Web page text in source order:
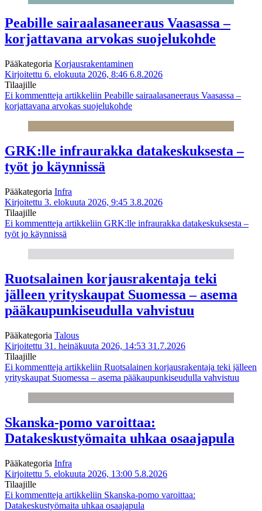
Peabille sairaalasaneeraus Vaasassa –
korjattavana arvokas suojelukohde
Pääkategoria Korjausrakentaminen
Kirjoitettu 6. elokuuta 2026, 8:46 6.8.2026
Tilaajille
Ei kommentteja artikkeliin Peabille sairaalasaneeraus Vaasassa –
korjattavana arvokas suojelukohde
GRK:lle infraurakka datakeskuksesta –
työt jo käynnissä
Pääkategoria Infra
Kirjoitettu 3. elokuuta 2026, 9:45 3.8.2026
Tilaajille
Ei kommentteja artikkeliin GRK:lle infraurakka datakeskuksesta –
työt jo käynnissä
Ruotsalainen korjausrakentaja teki
jälleen yrityskaupat Suomessa – asema
pääkaupunkiseudulla vahvistuu
Pääkategoria Talous
Kirjoitettu 31. heinäkuuta 2026, 14:53 31.7.2026
Tilaajille
Ei kommentteja artikkeliin Ruotsalainen korjausrakentaja teki jälleen
yrityskaupat Suomessa – asema pääkaupunkiseudulla vahvistuu
Skanska-pomo varoittaa:
Datakeskustyömaita uhkaa osaajapula
Pääkategoria Infra
Kirjoitettu 5. elokuuta 2026, 13:00 5.8.2026
Tilaajille
Ei kommentteja artikkeliin Skanska-pomo varoittaa:
Datakeskustyömaita uhkaa osaajapula